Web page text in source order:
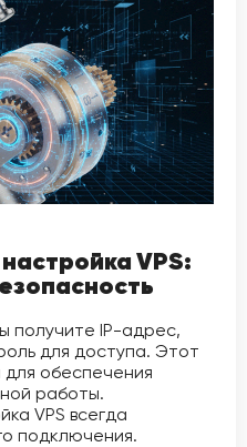
VPS:
получите IP-адрес,
для доступа. Этот
для обеспечения
работы.
VPS всегда
подключения.